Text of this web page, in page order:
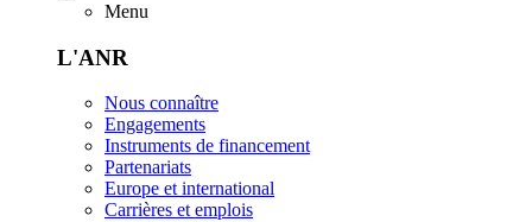
Menu
L'ANR
Nous connaître
Engagements
Instruments de financement
Partenariats
Europe et international
Carrières et emplois